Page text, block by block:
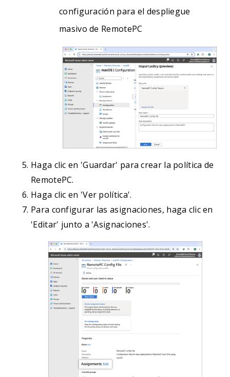
configuración para el despliegue
masivo de RemotePC
Haga clic en 'Guardar' para crear la política de
RemotePC.
Haga clic en 'Ver política'.
Para configurar las asignaciones, haga clic en
'Editar' junto a 'Asignaciones'.